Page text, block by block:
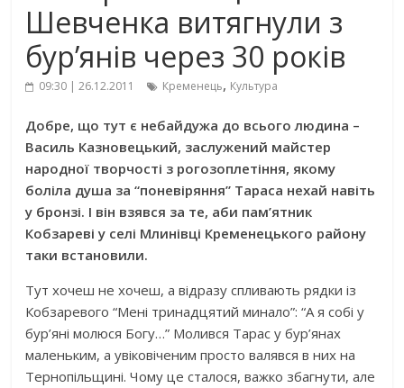
Шевченка витягнули з
бур’янів через 30 років
09:30 | 26.12.2011 Кременець, Культура
Добре, що тут є небайдужа до всього людина –
Василь Казновецький, заслужений майстер
народної творчості з рогозоплетіння, якому
боліла душа за “поневіряння” Тараса нехай навіть
у бронзі. І він взявся за те, аби пам’ятник
Кобзареві у селі Млинівці Кременецького району
таки встановили.
Тут хочеш не хочеш, а відразу спливають рядки із
Кобзаревого “Мені тринадцятий минало”: “А я собі у
бур’яні молюся Богу…” Молився Тарас у бур’янах
маленьким, а увіковіченим просто валявся в них на
Тернопільщині. Чому це сталося, важко збагнути, але